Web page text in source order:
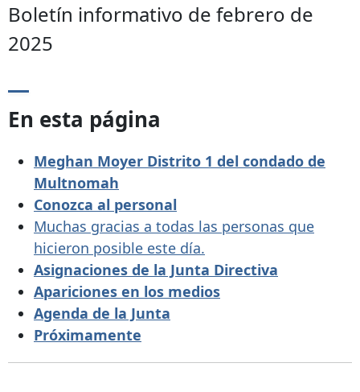
Boletín informativo de febrero de
2025
En esta página
Meghan Moyer Distrito 1 del condado de
Multnomah
Conozca al personal
Muchas gracias a todas las personas que
hicieron posible este día.
Asignaciones de la Junta Directiva
Apariciones en los medios
Agenda de la Junta
Próximamente